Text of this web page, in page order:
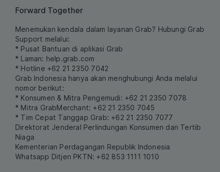
Forward Together
Menemukan kendala dalam layanan Grab? Hubungi Grab
Support melalui:
* Pusat Bantuan di aplikasi Grab
* Laman: help.grab.com
* Hotline +62 21 2350 7042
Grab Indonesia hanya akan menghubungi Anda melalui
nomor berikut:
* Konsumen & Mitra Pengemudi: +62 21 2350 7078
* Mitra GrabMerchant: +62 21 2350 7045
* Tim Cepat Tanggap Grab: +62 21 2350 7077
Direktorat Jenderal Perlindungan Konsumen dan Tertib
Niaga
Kementerian Perdagangan Republik Indonesia
Whatsapp Ditjen PKTN: +62 853 1111 1010